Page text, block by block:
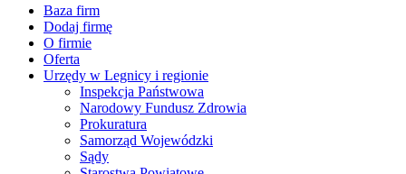
Baza firm
Dodaj firmę
O firmie
Oferta
Urzędy w Legnicy i regionie
Inspekcja Państwowa
Narodowy Fundusz Zdrowia
Prokuratura
Samorząd Wojewódzki
Sądy